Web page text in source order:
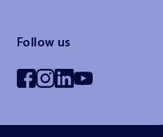
Follow us